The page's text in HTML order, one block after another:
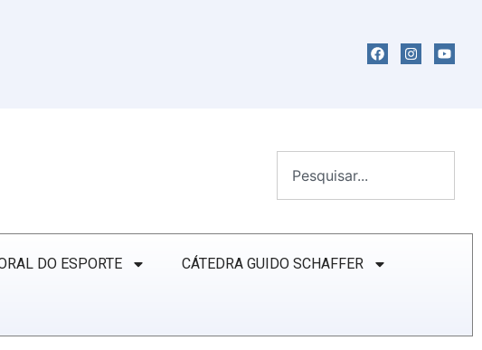
DO ESPORTE CÁTEDRA GUIDO SCHAFFER